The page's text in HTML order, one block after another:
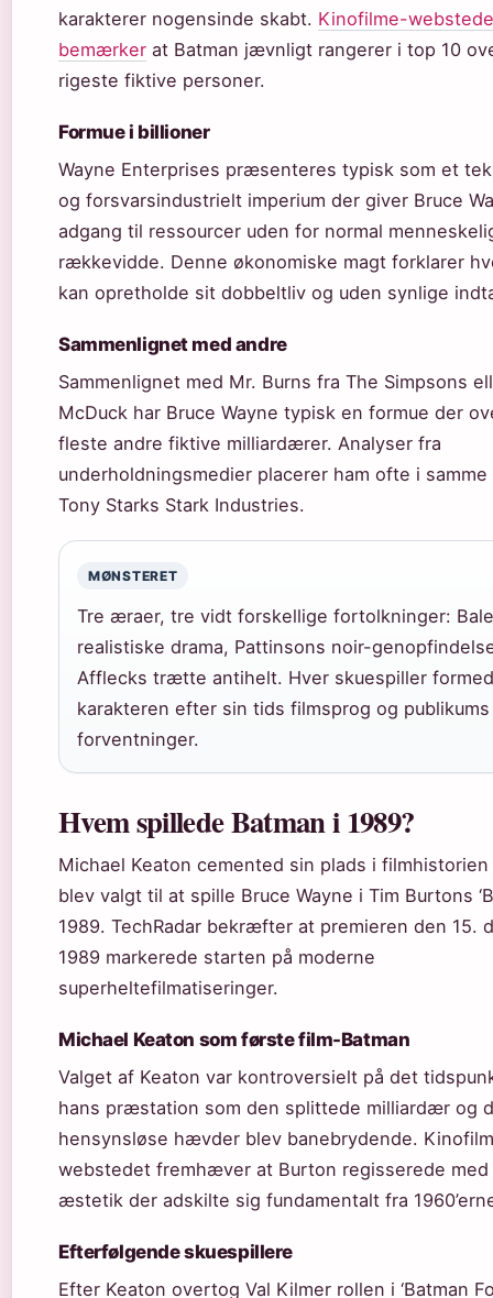
karakterer nogensinde skabt. Kinofilme-
bemærker at Batman jævnligt rangerer i top 10
rigeste fiktive personer.
Formue i billioner
Wayne Enterprises præsenteres typisk som et
og forsvarsindustrielt imperium der giver Bruce
adgang til ressourcer uden for normal
rækkevidde. Denne økonomiske magt forklarer
kan opretholde sit dobbeltliv og uden synlige
Sammenlignet med andre
Sammenlignet med Mr. Burns fra The Simpsons
McDuck har Bruce Wayne typisk en formue der
fleste andre fiktive milliardærer. Analyser fra
underholdningsmedier placerer ham ofte i samme
Tony Starks Stark Industries.
MØNSTERET
Tre æraer, tre vidt forskellige fortolkninger:
realistiske drama, Pattinsons noir-
Afflecks trætte antihelt. Hver skuespiller
karakteren efter sin tids filmsprog og publikums
forventninger.
Hvem spillede Batman i 1989?
Michael Keaton cemented sin plads i filmhistorien
blev valgt til at spille Bruce Wayne i Tim Burtons
1989. TechRadar bekræfter at premieren den 15.
1989 markerede starten på moderne
superheltefilmatiseringer.
Michael Keaton som første film-Batman
Valget af Keaton var kontroversielt på det
hans præstation som den splittede milliardær og
hensynsløse hævder blev banebrydende.
webstedet fremhæver at Burton regisserede
æstetik der adskilte sig fundamentalt fra
Efterfølgende skuespillere
Efter Keaton overtog Val Kilmer rollen i ‘Batman